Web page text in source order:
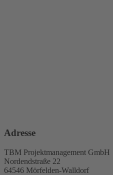
Adresse
TBM Projektmanagement GmbH
Nordendstraße 22
64546 Mörfelden-Walldorf